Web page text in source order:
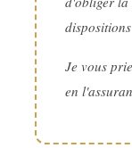
Je vous
en